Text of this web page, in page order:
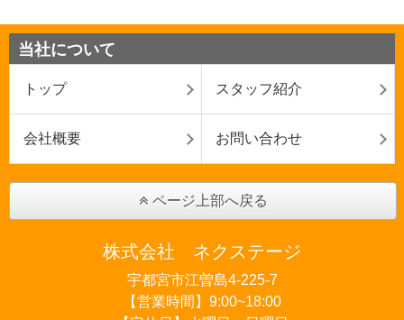
当社について
トップ スタッフ紹介
会社概要 お問い合わせ
ページ上部へ戻る
株式会社 ネクステージ
宇都宮市江曽島4-225-7
【営業時間】9:00~18:00